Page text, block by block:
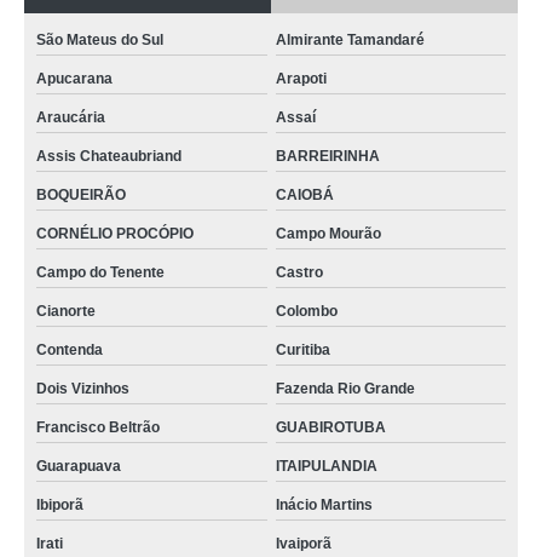
São Mateus do Sul Almirante Tamandaré
Apucarana Arapoti
Araucária Assaí
Assis Chateaubriand BARREIRINHA
BOQUEIRÃO CAIOBÁ
CORNÉLIO PROCÓPIO Campo Mourão
Campo do Tenente Castro
Cianorte Colombo
Contenda Curitiba
Dois Vizinhos Fazenda Rio Grande
Francisco Beltrão GUABIROTUBA
Guarapuava ITAIPULANDIA
Ibiporã Inácio Martins
Irati Ivaiporã